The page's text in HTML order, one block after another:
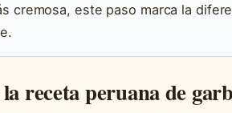
cremosa, este paso marca la
receta peruana de